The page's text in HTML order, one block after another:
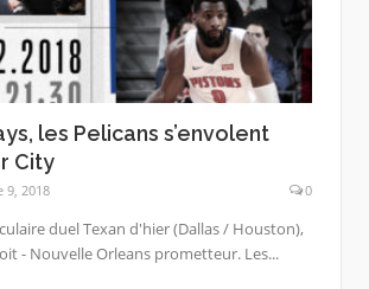
les Pelicans s’envolent
City
9, 2018 0
duel Texan d'hier (Dallas / Houston),
- Nouvelle Orleans prometteur. Les...